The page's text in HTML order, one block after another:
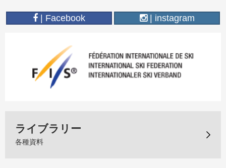
| Facebook | instagram
ライブラリー
各種資料